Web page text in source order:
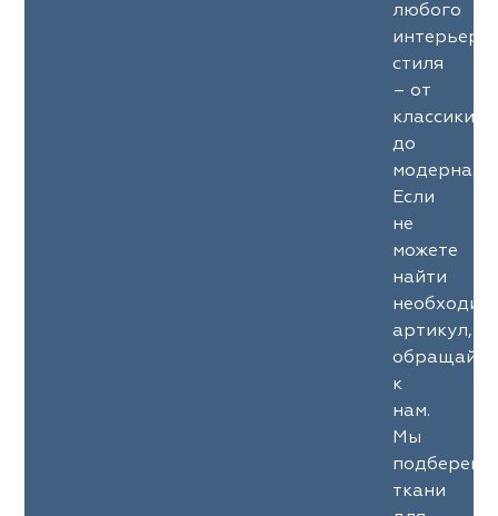
любого
стиля
– от
классики
до
модерна.
Если
не
можете
найти
артикул,
к
нам.
Мы
подберем
ткани